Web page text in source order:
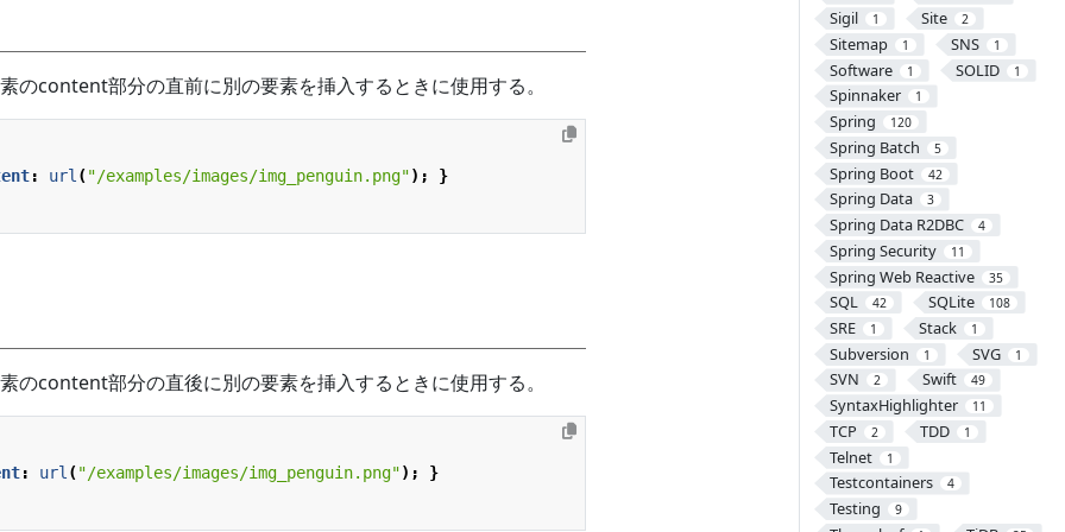
Sigil 1 Site 2
Sitemap 1 SNS 1
Software 1 SOLID 1
Spinnaker 1
Spring 120
Spring Batch 5
Spring Boot 42
Spring Data 3
Spring Data R2DBC 4
Spring Security 11
Spring Web Reactive 35
SQL 42 SQLite 108
SRE 1 Stack 1
Subversion 1 SVG 1
SVN 2 Swift 49
SyntaxHighlighter 11
TCP 2 TDD 1
Telnet 1
Testcontainers 4
Testing 9
のcontent部分の直前に別の要素を挿入するときに使用する。
: url ("/examples/images/img_penguin.png"); }
のcontent部分の直後に別の要素を挿入するときに使用する。
: url ("/examples/images/img_penguin.png"); }